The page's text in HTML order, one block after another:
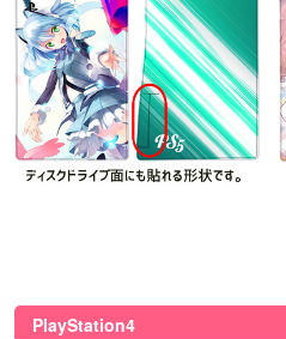
PlayStation4